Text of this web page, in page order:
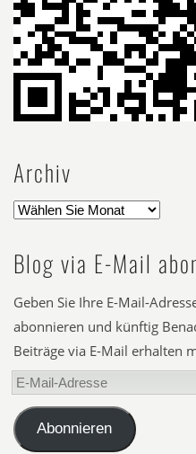
Archiv
Blog via E-Mail
Geben Sie Ihre E-Mail-
abonnieren und künftig
Beiträge via E-Mail erhalten
E-
Mail-
AdresseAbonnieren